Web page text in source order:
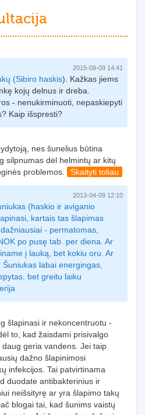
2015-09-09 14:41
(Sibiro haskis). Kažkas jiems
kojų delnus ir dreba.
- nenukirminuoti, nepaskiepyti
Kaip išspresti?
nes šunelius būtina
silpnumas dėl helmintų ar kitų
problemos.
Skaityti toliau
2013-04-09 12:10
(haskio ir aviganio
kartais tas šlapimas
- permatomas,
po pusę tab. per diena. Ar
į lauką, bet kokiu oru. Ar
labai energingas,
bet greitu laiku
šlapinasi ir nekoncentruotu -
to, kad žaisdami prisivalgo
geria vandens. Jei taip
dažno šlapinimosi
infekcijos. Tai patvirtinama
duodate antibakterinius ir
neišsityrę ar yra šlapimo takų
blogai tai, kad šunims vaistų